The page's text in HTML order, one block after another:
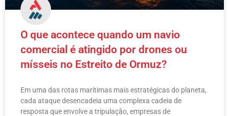
O que acontece quando um navio
comercial é atingido por drones ou
mísseis no Estreito de Ormuz?
Em uma das rotas marítimas mais estratégicas do planeta,
cada ataque desencadeia uma complexa cadeia de
resposta que envolve a tripulação, empresas de